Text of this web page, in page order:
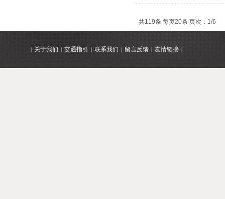
共119条 每页20条 页次：1/6
| 关于我们 | 交通指引 | 联系我们 | 留言反馈 | 友情链接 |